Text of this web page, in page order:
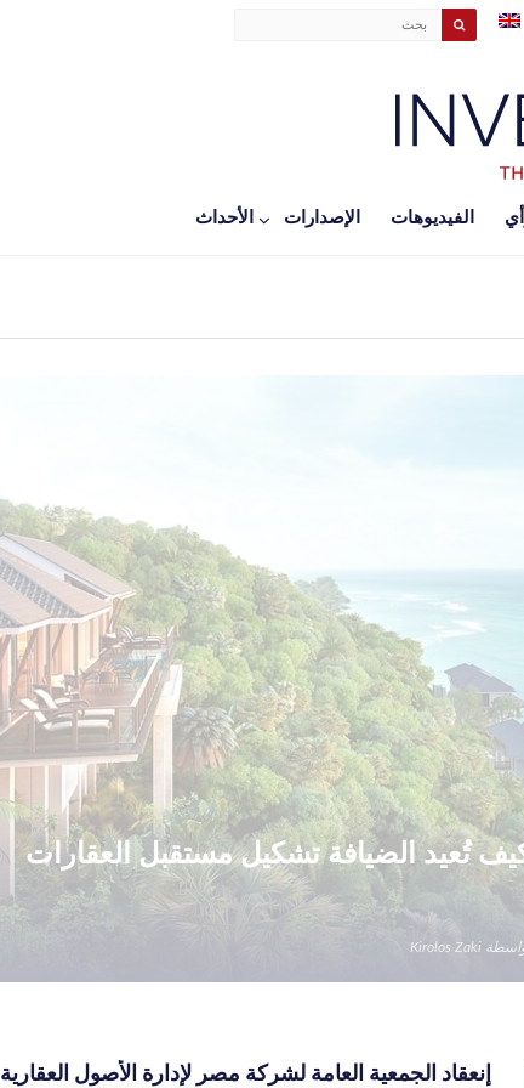
الفيديوهات الإصدارات اﻷحداث
كيف تُعيد الضيافة تشكيل مستقبل العقارات
Kirolos Zaki
إنعقاد الجمعية العامة لشركة مصر لإدارة الأصول العقارية